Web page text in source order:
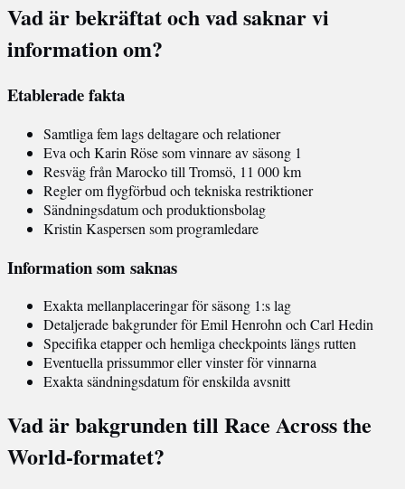
Vad är bekräftat och vad saknar vi
information om?
Etablerade fakta
Samtliga fem lags deltagare och relationer
Eva och Karin Röse som vinnare av säsong 1
Resväg från Marocko till Tromsö, 11 000 km
Regler om flygförbud och tekniska restriktioner
Sändningsdatum och produktionsbolag
Kristin Kaspersen som programledare
Information som saknas
Exakta mellanplaceringar för säsong 1:s lag
Detaljerade bakgrunder för Emil Henrohn och Carl Hedin
Specifika etapper och hemliga checkpoints längs rutten
Eventuella prissummor eller vinster för vinnarna
Exakta sändningsdatum för enskilda avsnitt
Vad är bakgrunden till Race Across the
World-formatet?